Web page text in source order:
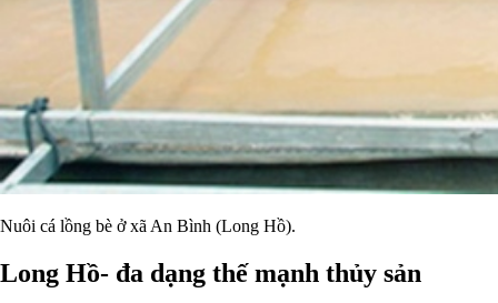
Nuôi cá lồng bè ở xã An Bình (Long Hồ).
Long Hồ- đa dạng thế mạnh thủy sản